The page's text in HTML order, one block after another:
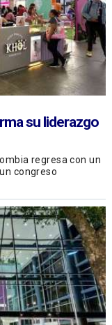
su liderazgo
regresa con un
congreso